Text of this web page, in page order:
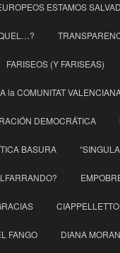
ESTAMOS
FARISEOS (Y FARISEAS)
la COMUNITAT
DEMOCRÁTICA
BASURA
FANGO DIANA